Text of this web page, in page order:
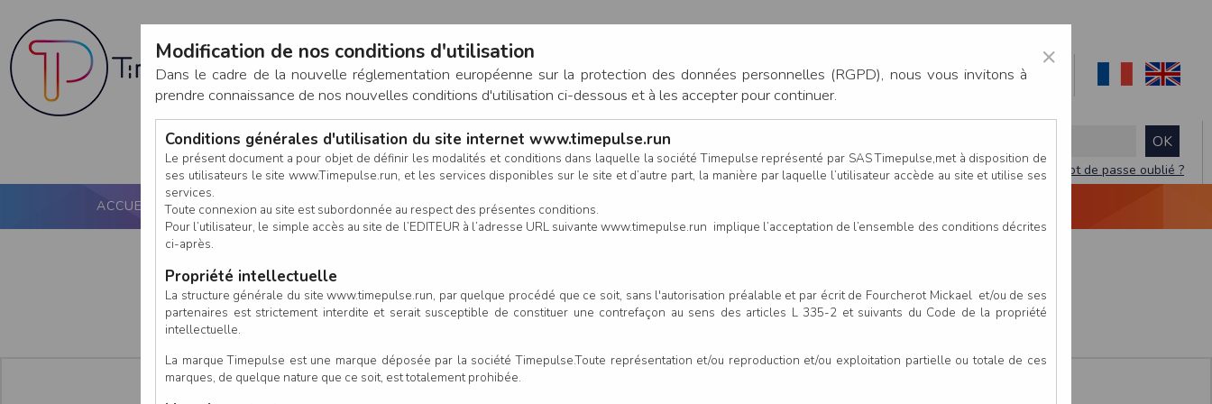
CONNEXION
Mot de passe oublié ?
ACCUEIL PUCE ACTIVE NOS SERVICES CALENDRIER RÉSULTATS
Créer votre compte
×
Modification de nos conditions d'utilisation
Dans le cadre de la nouvelle réglementation européenne sur la protection des données personnelles (RGPD), nous vous invitons à
prendre connaissance de nos nouvelles conditions d'utilisation ci-dessous et à les accepter pour continuer.
Conditions générales d'utilisation du site internet www.timepulse.run
Le présent document a pour objet de définir les modalités et conditions dans laquelle la société Timepulse représenté par SAS Timepulse,met à disposition de
ses utilisateurs le site www.Timepulse.run, et les services disponibles sur le site et d’autre part, la manière par laquelle l’utilisateur accède au site et utilise ses
services.
Toute connexion au site est subordonnée au respect des présentes conditions.
Pour l’utilisateur, le simple accès au site de l’EDITEUR à l’adresse URL suivante www.timepulse.run implique l’acceptation de l’ensemble des conditions décrites
ci-après.
Propriété intellectuelle
La structure générale du site www.timepulse.run, par quelque procédé que ce soit, sans l'autorisation préalable et par écrit de Fourcherot Mickael et/ou de ses
partenaires est strictement interdite et serait susceptible de constituer une contrefaçon au sens des articles L 335-2 et suivants du Code de la propriété
intellectuelle.
La marque Timepulse est une marque déposée par la société Timepulse.Toute représentation et/ou reproduction et/ou exploitation partielle ou totale de ces
marques, de quelque nature que ce soit, est totalement prohibée.